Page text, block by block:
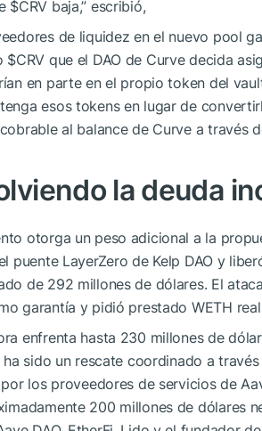
$CRV baja,” escribió,
de liquidez en el nuevo pool
$CRV que el DAO de Curve decida
en parte en el propio token del
esos tokens en lugar de
al balance de Curve a través
la deuda
otorga un peso adicional a la
puente LayerZero de Kelp DAO y
de 292 millones de dólares. El
garantía y pidió prestado WETH
enfrenta hasta 230 millones de
ha sido un rescate coordinado a
los proveedores de servicios de
200 millones de dólares